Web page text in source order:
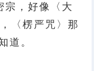
，好像〈大
〈楞严咒〉那
道。